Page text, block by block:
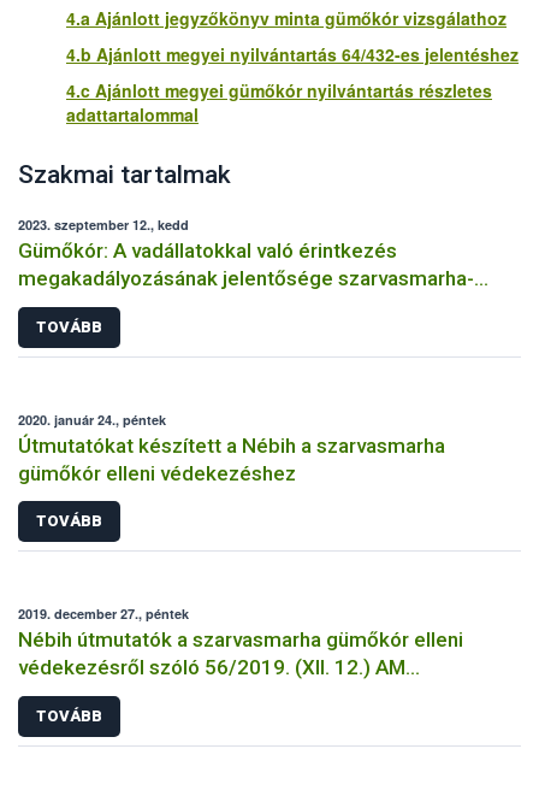
4.a Ajánlott jegyzőkönyv minta gümőkór vizsgálathoz
4.b Ajánlott megyei nyilvántartás 64/432-es jelentéshez
4.c Ajánlott megyei gümőkór nyilvántartás részletes
adattartalommal
Szakmai tartalmak
2023. szeptember 12., kedd
Gümőkór: A vadállatokkal való érintkezés
megakadályozásának jelentősége szarvasmarha-
állományokban
TOVÁBB
2020. január 24., péntek
Útmutatókat készített a Nébih a szarvasmarha
gümőkór elleni védekezéshez
TOVÁBB
2019. december 27., péntek
Nébih útmutatók a szarvasmarha gümőkór elleni
védekezésről szóló 56/2019. (XII. 12.) AM
rendelethez
TOVÁBB